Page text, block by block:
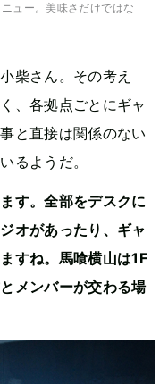
ュー。美味さだけではな
柴さん。その考え
、各拠点ごとにギャ
と直接は関係のない
るようだ。
す。全部をデスクに
オがあったり、ギャ
すね。馬喰横山は1F
メンバーが交わる場